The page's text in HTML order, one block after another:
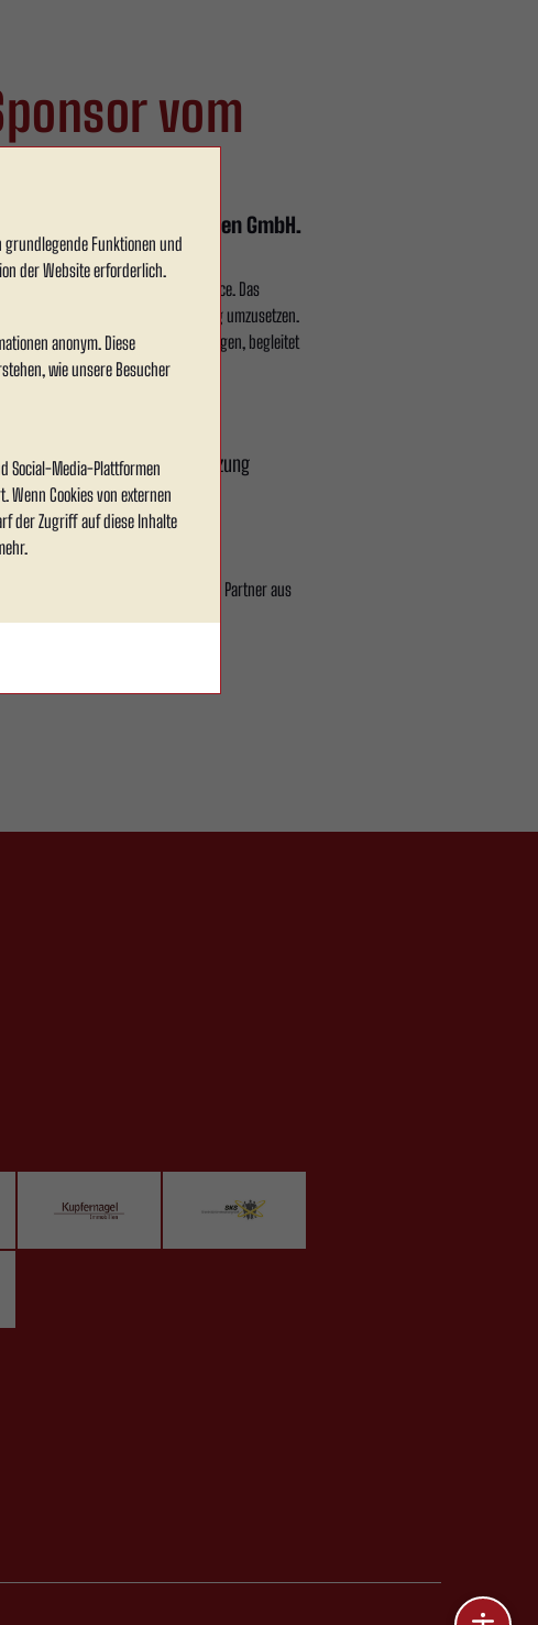
grundlegende Funktionen und
der Website erforderlich.
anonym. Diese
wie unsere Besucher
Social-Media-Plattformen
Wenn Cookies von externen
der Zugriff auf diese Inhalte
vom
mit Effektiv Gerüst Ahlen GmbH.
und einen herausragenden Service. Das
effizient und zuverlässig umzusetzen.
– das Team bietet individuelle Lösungen, begleitet
wir uns, unsere Unterstützung
mit einem engagierten Partner aus